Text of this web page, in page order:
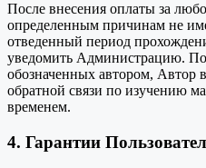
После внесения оплаты за
определенным причинам не
отведенный период
уведомить Администрацию.
обозначенных автором, Автор
обратной связи по изучению
временем.
4. Гарантии